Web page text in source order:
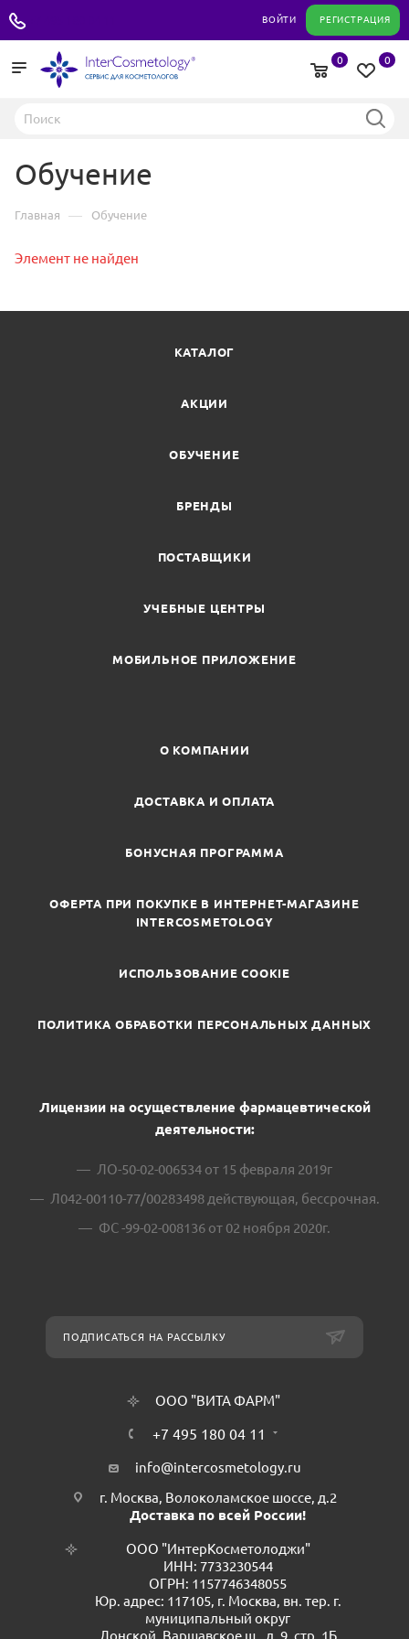
ВОЙТИ РЕГИСТРАЦИЯ
0
0
Обучение
Главная — Обучение
Элемент не найден
КАТАЛОГ
АКЦИИ
ОБУЧЕНИЕ
БРЕНДЫ
ПОСТАВЩИКИ
УЧЕБНЫЕ ЦЕНТРЫ
МОБИЛЬНОЕ ПРИЛОЖЕНИЕ
О КОМПАНИИ
ДОСТАВКА И ОПЛАТА
БОНУСНАЯ ПРОГРАММА
ОФЕРТА ПРИ ПОКУПКЕ В ИНТЕРНЕТ-МАГАЗИНЕ
INTERCOSMETOLOGY
ИСПОЛЬЗОВАНИЕ COOKIE
ПОЛИТИКА ОБРАБОТКИ ПЕРСОНАЛЬНЫХ ДАННЫХ
Лицензии на осуществление фармацевтической
деятельности:
ЛО-50-02-006534 от 15 февраля 2019г
Л042-00110-77/00283498 действующая, бессрочная.
ФС -99-02-008136 от 02 ноября 2020г.
ПОДПИСАТЬСЯ НА РАССЫЛКУ
ООО "ВИТА ФАРМ"
+7 495 180 04 11
info@intercosmetology.ru
г. Москва, Волоколамское шоссе, д.2
Доставка по всей России!
ООО "ИнтерКосметолоджи"
ИНН: 7733230544
ОГРН: 1157746348055
Юр. адрес: 117105, г. Москва, вн. тер. г.
муниципальный округ
Донской, Варшавское ш., д. 9, стр. 1Б